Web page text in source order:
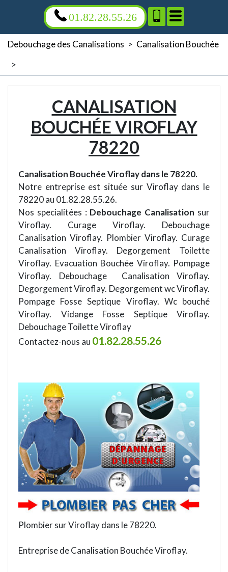
01.82.28.55.26
Debouchage des Canalisations > Canalisation Bouchée
>
CANALISATION
BOUCHÉE VIROFLAY
78220
Canalisation Bouchée Viroflay dans le 78220.
Notre entreprise est située sur Viroflay dans le
78220 au 01.82.28.55.26.
Nos specialitées : Debouchage Canalisation sur
Viroflay. Curage Viroflay. Debouchage
Canalisation Viroflay. Plombier Viroflay. Curage
Canalisation Viroflay. Degorgement Toilette
Viroflay. Evacuation Bouchée Viroflay. Pompage
Viroflay. Debouchage Canalisation Viroflay.
Degorgement Viroflay. Degorgement wc Viroflay.
Pompage Fosse Septique Viroflay. Wc bouché
Viroflay. Vidange Fosse Septique Viroflay.
Debouchage Toilette Viroflay
Contactez-nous au 01.82.28.55.26
Plombier sur Viroflay dans le 78220.
Entreprise de Canalisation Bouchée Viroflay.